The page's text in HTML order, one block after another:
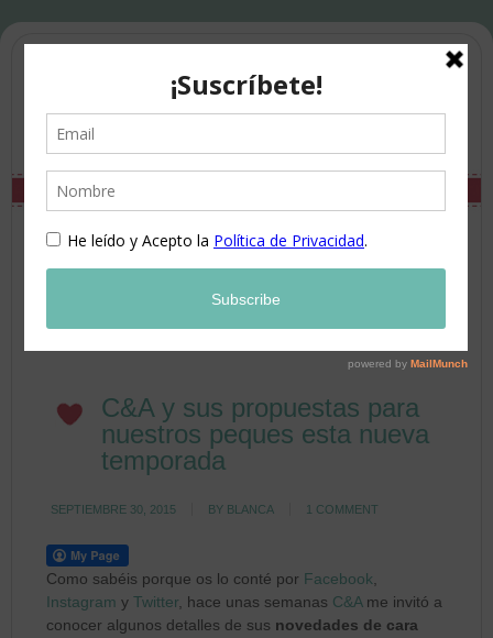
C&A y sus propuestas para
nuestros peques esta nueva
temporada
SEPTIEMBRE 30, 2015 BY BLANCA 1 COMMENT
Como sabéis porque os lo conté por Facebook
Instagram yTwitter , hace unas semanas C&Ame invitó a
conocer algunos detalles de sus novedades de cara